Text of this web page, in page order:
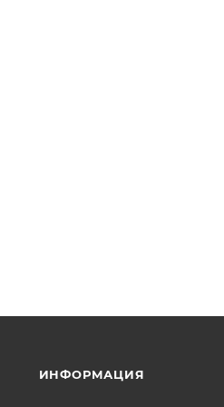
ИНФОРМАЦИЯ